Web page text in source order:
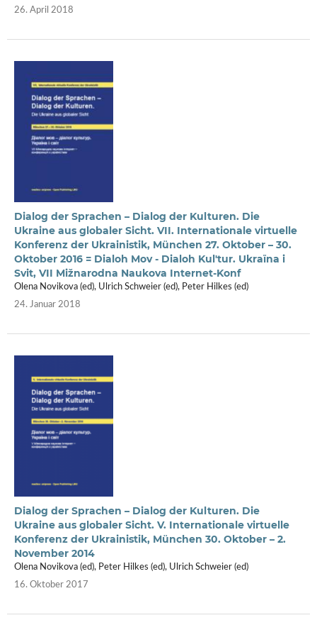
26. April 2018
Dialog der Sprachen – Dialog der Kulturen. Die
Ukraine aus globaler Sicht. VII. Internationale virtuelle
Konferenz der Ukrainistik, München 27. Oktober – 30.
Oktober 2016 = Dialoh Mov - Dialoh Kulʹtur. Ukraïna i
Svit, VII Mižnarodna Naukova Internet-Konf
Olena Novikova (ed), Ulrich Schweier (ed), Peter Hilkes (ed)
24. Januar 2018
Dialog der Sprachen – Dialog der Kulturen. Die
Ukraine aus globaler Sicht. V. Internationale virtuelle
Konferenz der Ukrainistik, München 30. Oktober – 2.
November 2014
Olena Novikova (ed), Peter Hilkes (ed), Ulrich Schweier (ed)
16. Oktober 2017